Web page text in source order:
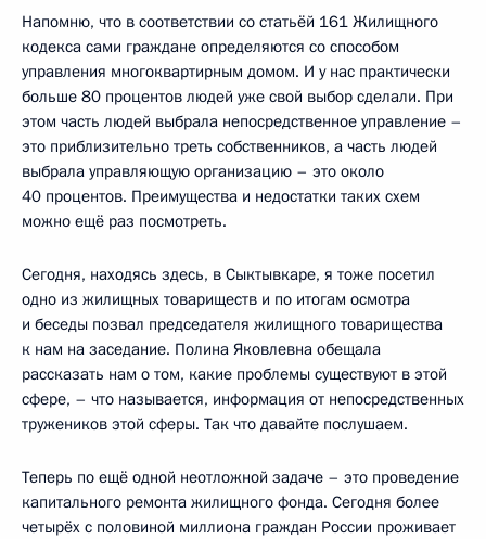
Напомню, что в соответствии со статьёй 161 Жилищного
кодекса сами граждане определяются со способом
управления многоквартирным домом. И у нас практически
больше 80 процентов людей уже свой выбор сделали. При
этом часть людей выбрала непосредственное управление –
это приблизительно треть собственников, а часть людей
выбрала управляющую организацию – это около
40 процентов. Преимущества и недостатки таких схем
можно ещё раз посмотреть.
Сегодня, находясь здесь, в Сыктывкаре, я тоже посетил
одно из жилищных товариществ и по итогам осмотра
и беседы позвал председателя жилищного товарищества
к нам на заседание. Полина Яковлевна обещала
рассказать нам о том, какие проблемы существуют в этой
сфере, – что называется, информация от непосредственных
тружеников этой сферы. Так что давайте послушаем.
Теперь по ещё одной неотложной задаче – это проведение
капитального ремонта жилищного фонда. Сегодня более
четырёх с половиной миллиона граждан России проживает